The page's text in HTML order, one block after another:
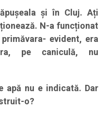
și în Cluj. Ați
N-a funcționat
evident, era
pe caniculă, nu
apă nu e indicată. Dar
o?